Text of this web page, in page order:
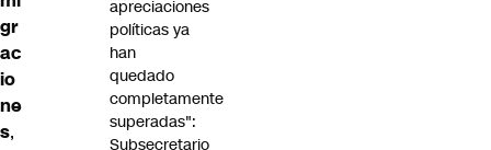
gr
ac
io
ne
s,
apreciaciones
políticas ya
han
quedado
completamente
superadas":
Subsecretario